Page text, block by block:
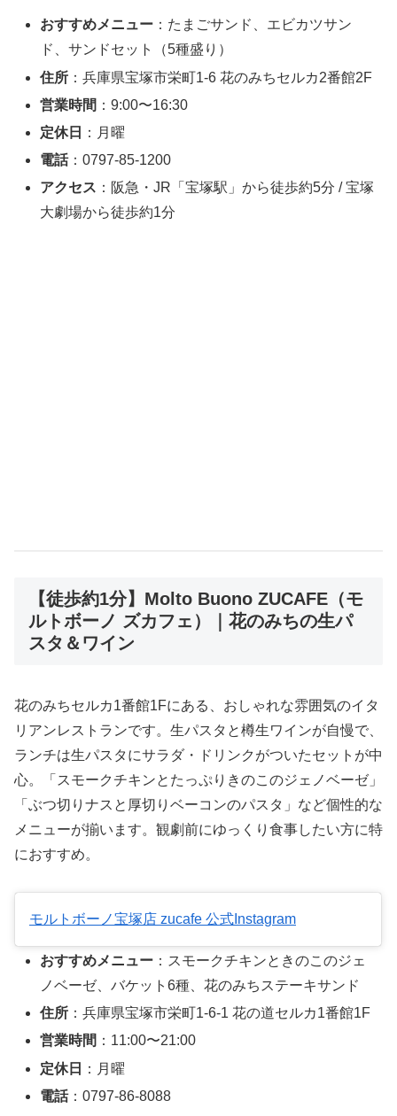
おすすめメニュー ：たまごサンド、エビカツサン
ド、サンドセット（5種盛り）
住所 ：兵庫県宝塚市栄町1-6 花のみちセルカ2番館2F
営業時間 ：9:00〜16:30
定休日
：月曜
電話：0797-85-1200
アクセス ：阪急・JR「宝塚駅」から徒歩約5分 / 宝塚
大劇場から徒歩約1分
【徒歩約1分】Molto Buono ZUCAFE（モ
ルトボーノ ズカフェ）｜花のみちの生パ
スタ＆ワイン
花のみちセルカ1番館1Fにある、おしゃれな雰囲気のイタ
リアンレストランです。生パスタと樽生ワインが自慢で、
ランチは生パスタにサラダ・ドリンクがついたセットが中
心。「スモークチキンとたっぷりきのこのジェノベーゼ」
「ぶつ切りナスと厚切りベーコンのパスタ」など個性的な
メニューが揃います。観劇前にゆっくり食事したい方に特
におすすめ。
モルトボーノ宝塚店 zucafe 公式Instagram
おすすめメニュー ：スモークチキンときのこのジェ
ノベーゼ、バケット6種、花のみちステーキサンド
住所 ：兵庫県宝塚市栄町1-6-1 花の道セルカ1番館1F
営業時間 ：11:00〜21:00
定休日
：月曜
電話：0797-86-8088